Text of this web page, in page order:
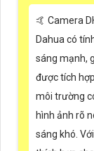
🤙 Camera
Dahua có
sáng mạnh,
được tích
môi trường
hình ảnh rõ
sáng khó.